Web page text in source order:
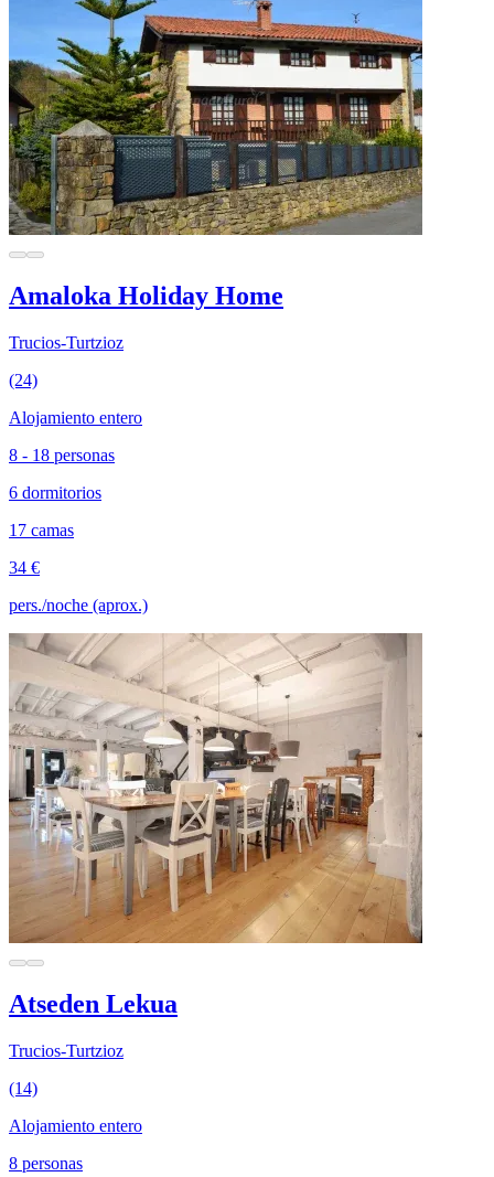
Amaloka Holiday Home
Trucios-Turtzioz
(24)
Alojamiento entero
8 - 18 personas
6 dormitorios
17 camas
34 €
pers./noche (aprox.)
Atseden Lekua
Trucios-Turtzioz
(14)
Alojamiento entero
8 personas